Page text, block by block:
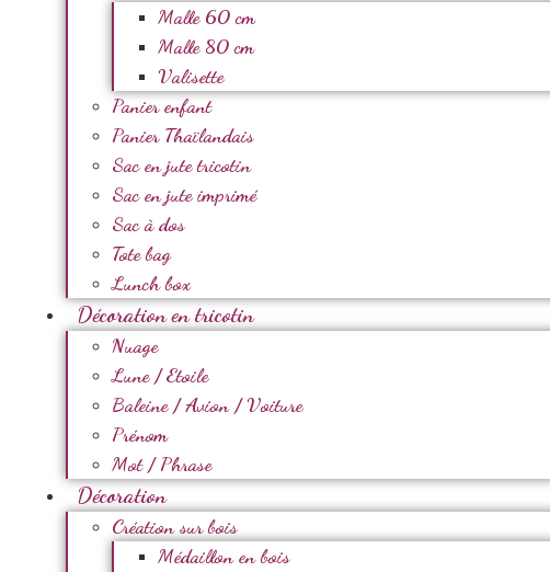
Malle 60 cm
Malle 80 cm
Valisette
Panier enfant
Panier Thaïlandais
Sac en jute tricotin
Sac en jute imprimé
Sac à dos
Tote bag
Lunch box
Décoration en tricotin
Nuage
Lune / Etoile
Baleine / Avion / Voiture
Prénom
Mot / Phrase
Décoration
Création sur bois
Médaillon en bois